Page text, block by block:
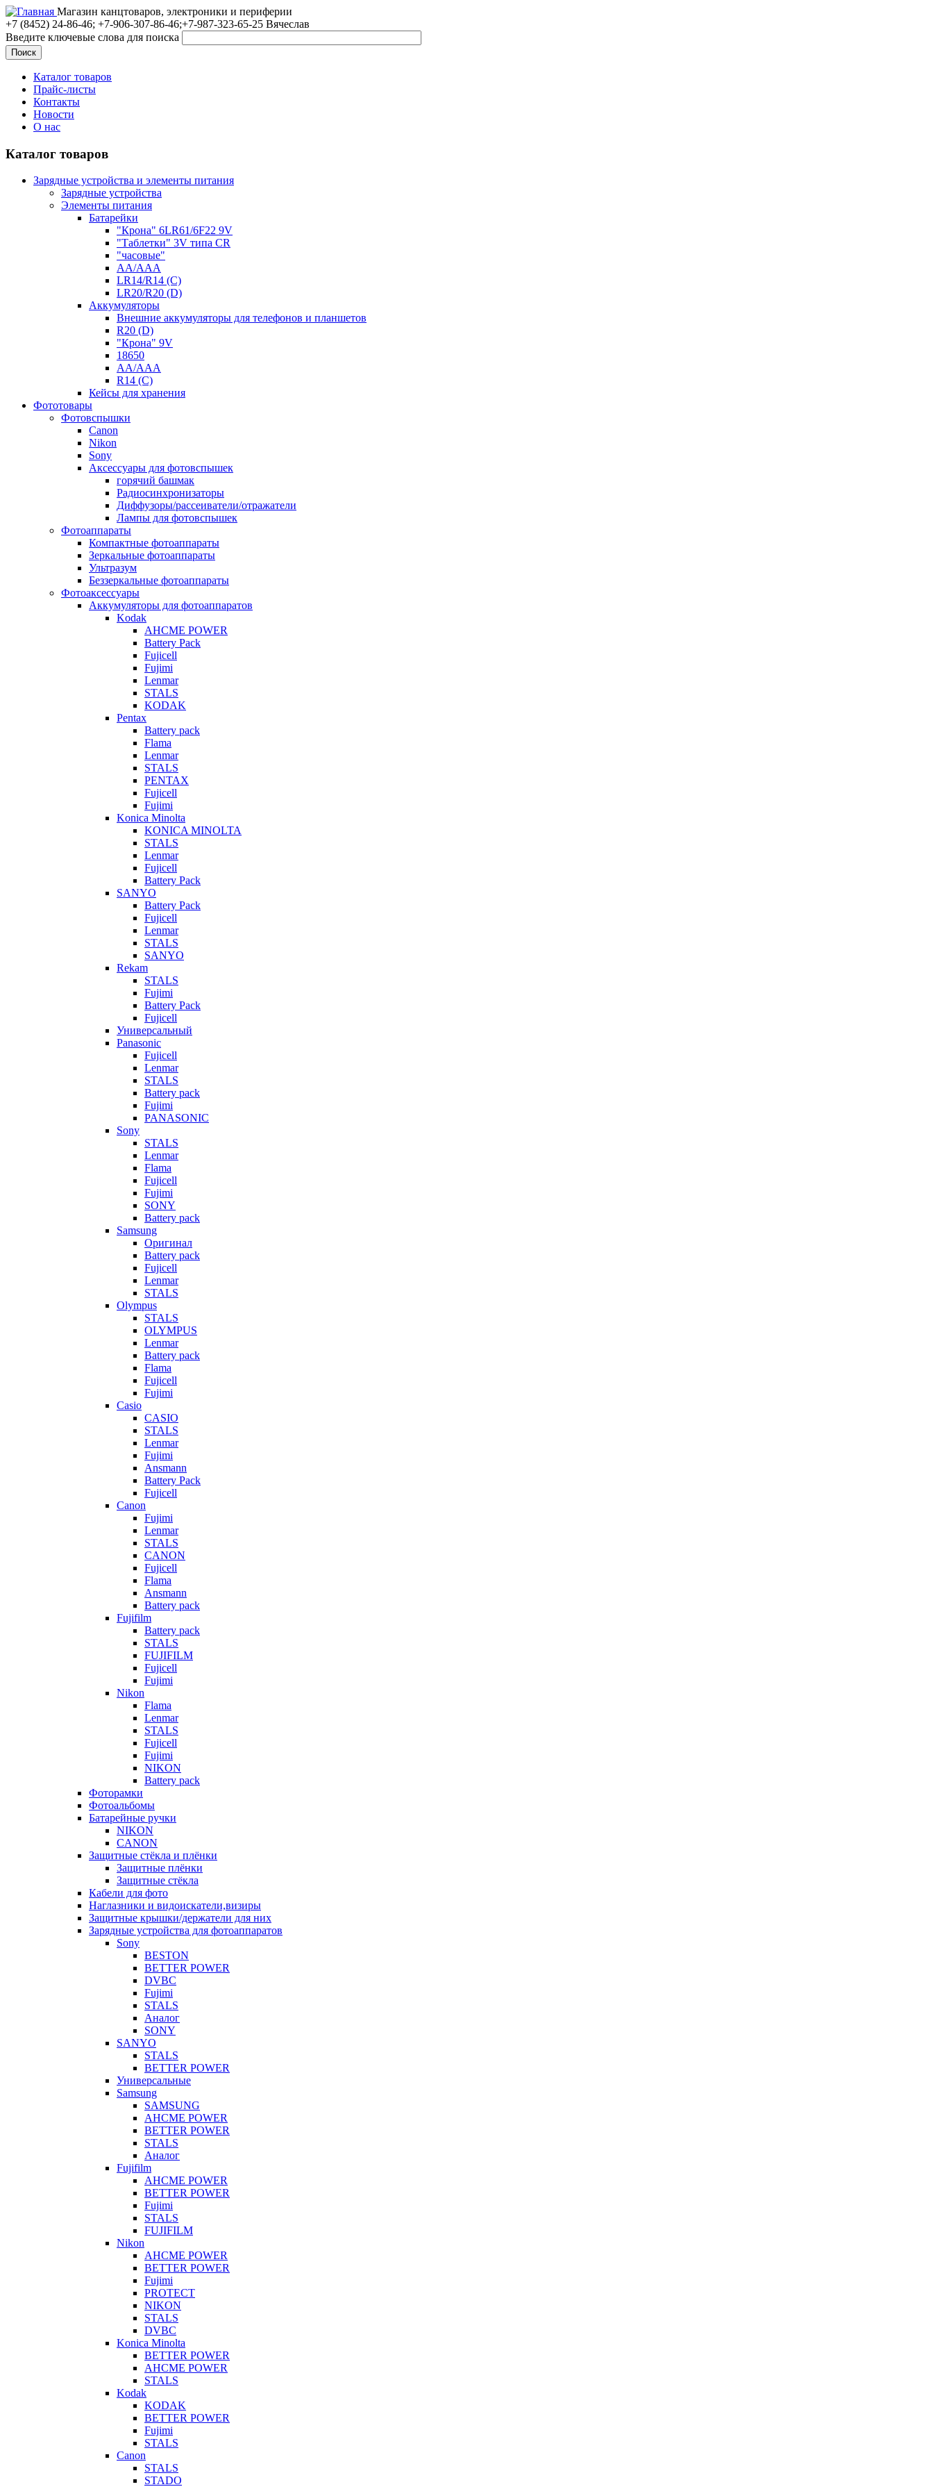
Магазин канцтоваров, электроники и периферии
+7 (8452) 24-86-46; +7-906-307-86-46;+7-987-323-65-25 Вячеслав
Введите ключевые слова для поиска
Каталог товаров
Прайс-листы
Контакты
Новости
О нас
Каталог товаров
Зарядные устройства и элементы питания
Зарядные устройства
Элементы питания
Батарейки
"Крона" 6LR61/6F22 9V
"Таблетки" 3V типа CR
"часовые"
AA/AAA
LR14/R14 (C)
LR20/R20 (D)
Аккумуляторы
Внешние аккумуляторы для телефонов и планшетов
R20 (D)
"Крона" 9V
18650
AA/AAA
R14 (C)
Кейсы для хранения
Фототовары
Фотовспышки
Canon
Nikon
Sony
Аксессуары для фотовспышек
горячий башмак
Радиосинхронизаторы
Диффузоры/рассеиватели/отражатели
Лампы для фотовспышек
Фотоаппараты
Компактные фотоаппараты
Зеркальные фотоаппараты
Ультразум
Беззеркальные фотоаппараты
Фотоаксессуары
Аккумуляторы для фотоаппаратов
Kodak
AHCME POWER
Battery Pack
Fujicell
Fujimi
Lenmar
STALS
KODAK
Pentax
Battery pack
Flama
Lenmar
STALS
PENTAX
Fujicell
Fujimi
Konica Minolta
KONICA MINOLTA
STALS
Lenmar
Fujicell
Battery Pack
SANYO
Battery Pack
Fujicell
Lenmar
STALS
SANYO
Rekam
STALS
Fujimi
Battery Pack
Fujicell
Универсальный
Panasonic
Fujicell
Lenmar
STALS
Battery pack
Fujimi
PANASONIC
Sony
STALS
Lenmar
Flama
Fujicell
Fujimi
SONY
Battery pack
Samsung
Оригинал
Battery pack
Fujicell
Lenmar
STALS
Olympus
STALS
OLYMPUS
Lenmar
Battery pack
Flama
Fujicell
Fujimi
Casio
CASIO
STALS
Lenmar
Fujimi
Ansmann
Battery Pack
Fujicell
Canon
Fujimi
Lenmar
STALS
CANON
Fujicell
Flama
Ansmann
Battery pack
Fujifilm
Battery pack
STALS
FUJIFILM
Fujicell
Fujimi
Nikon
Flama
Lenmar
STALS
Fujicell
Fujimi
NIKON
Battery pack
Фоторамки
Фотоальбомы
Батарейные ручки
NIKON
CANON
Защитные стёкла и плёнки
Защитные плёнки
Защитные стёкла
Кабели для фото
Наглазники и видоискатели,визиры
Защитные крышки/держатели для них
Зарядные устройства для фотоаппаратов
Sony
BESTON
BETTER POWER
DVBC
Fujimi
STALS
Аналог
SONY
SANYO
STALS
BETTER POWER
Универсальные
Samsung
SAMSUNG
AHCME POWER
BETTER POWER
STALS
Аналог
Fujifilm
AHCME POWER
BETTER POWER
Fujimi
STALS
FUJIFILM
Nikon
AHCME POWER
BETTER POWER
Fujimi
PROTECT
NIKON
STALS
DVBC
Konica Minolta
BETTER POWER
AHCME POWER
STALS
Kodak
KODAK
BETTER POWER
Fujimi
STALS
Canon
STALS
STADO